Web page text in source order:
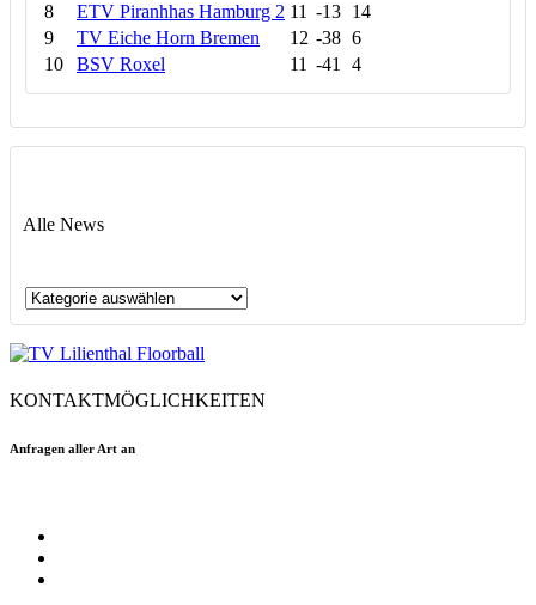
8
ETV Piranhhas Hamburg 2 11 -13 14
9
TV Eiche Horn Bremen 12 -38 6
10
BSV Roxel 11 -41 4
Alle News
Alle
KONTAKTMÖGLICHKEITEN
Anfragen aller Art an